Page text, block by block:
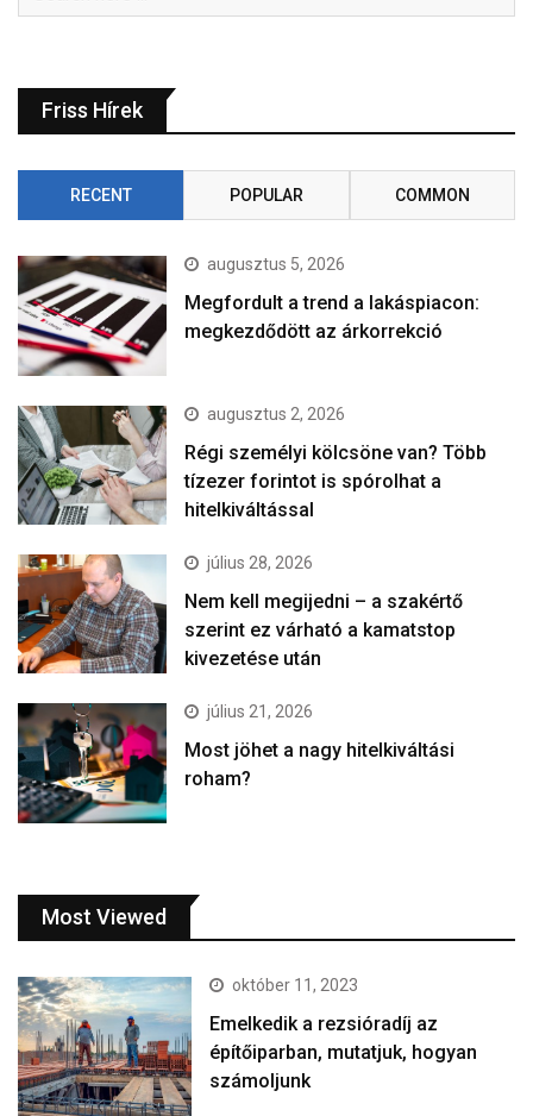
Friss Hírek
RECENT POPULAR COMMON
augusztus 5, 2026
Megfordult a trend a lakáspiacon:
megkezdődött az árkorrekció
augusztus 2, 2026
Régi személyi kölcsöne van? Több
tízezer forintot is spórolhat a
hitelkiváltással
július 28, 2026
Nem kell megijedni – a szakértő
szerint ez várható a kamatstop
kivezetése után
július 21, 2026
Most jöhet a nagy hitelkiváltási
roham?
Most Viewed
október 11, 2023
Emelkedik a rezsióradíj az
építőiparban, mutatjuk, hogyan
számoljunk